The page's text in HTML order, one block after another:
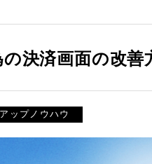
決済画面の改善
ップノウハウ